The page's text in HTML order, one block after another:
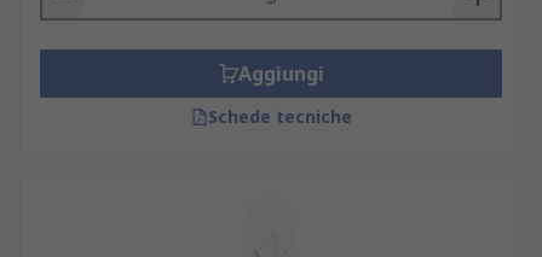
formati.
Si trovano con attacco E27 o E14, ma
esistono anche altri tipi di attacco.
Apprezzate per la loro capacità di fornire
energetico rispetto ad altre tecnologie,
Aggiungi
Schede tecniche